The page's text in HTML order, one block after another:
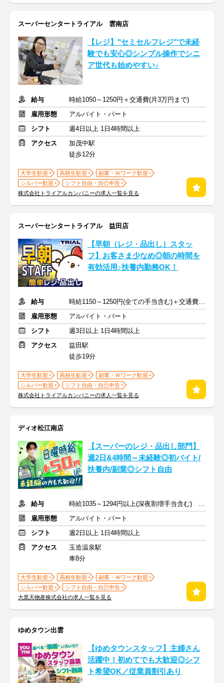
スーパーセンタートライアル 雲南店
【レジ】"セミセルフレジ"で未経
験でも安心◎シンプル操作でシニ
ア世代も始めやすい♪
給与
時給1050～1250円＋交通費(月3万円まで)
雇用形態
アルバイト・パート
シフト
週4日以上 1日4時間以上
アクセス
加茂中駅
徒歩12分
大学生歓迎 高校生歓迎
副業・Ｗワーク歓迎
シルバー歓迎
シフト自由・自己申告
株式会社トライアルカンパニーの求人一覧を見る
スーパーセンタートライアル 益田店
【早朝（レジ・品出し）スタッ
フ】お客さま少なめ◎朝の時間を
有効活用♪扶養内勤務OK！
給与
時給1150～1250円(全ての手当含む)＋交通費(月3万円まで)
雇用形態
アルバイト・パート
シフト
週3日以上 1日4時間以上
アクセス
益田駅
徒歩19分
大学生歓迎 高校生歓迎
副業・Ｗワーク歓迎
シルバー歓迎
シフト自由・自己申告
株式会社トライアルカンパニーの求人一覧を見る
ディオ松江南店
【スーパーのレジ・品出し部門】
週2日&4時間～未経験◎初バイト/
扶養内/副業◎シフト自由
給与
時給1035～1294円以上(深夜割増手当含む) ※日曜日は時給＋50円
雇用形態
アルバイト・パート
シフト
週2日以上 1日4時間以上
アクセス
玉造温泉駅
車8分
大学生歓迎 高校生歓迎
副業・Ｗワーク歓迎
シルバー歓迎
シフト自由・自己申告
大黒天物産株式会社の求人一覧を見る
ゆめタウン出雲
【ゆめタウンスタッフ】主婦さん
活躍中！初めてでも大歓迎◎シフ
ト希望OK／従業員割引あり